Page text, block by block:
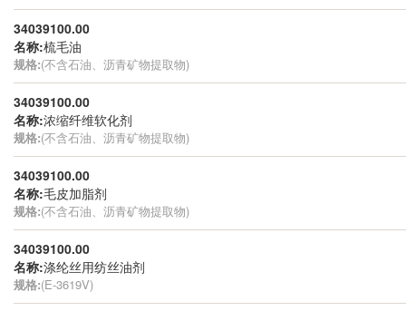
34039100.00
名称:梳毛油
规格:(不含石油、沥青矿物提取物)
34039100.00
名称:浓缩纤维软化剂
规格:(不含石油、沥青矿物提取物)
34039100.00
名称:毛皮加脂剂
规格:(不含石油、沥青矿物提取物)
34039100.00
名称:涤纶丝用纺丝油剂
规格:(E-3619V)